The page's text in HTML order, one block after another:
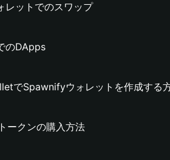
レットでのスワップ
のDApps
でSpawnifyウォレットを作成する
ークンの購入方法